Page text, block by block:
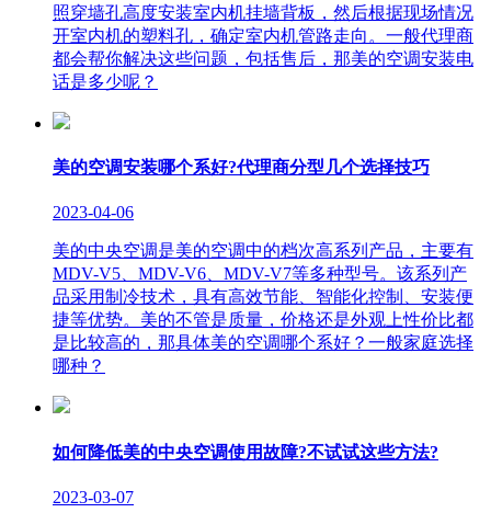
照穿墙孔高度安装室内机挂墙背板，然后根据现场情况
开室内机的塑料孔，确定室内机管路走向。一般代理商
都会帮你解决这些问题，包括售后，那美的空调安装电
话是多少呢？
美的空调安装哪个系好?代理商分型几个选择技巧
2023-04-06
美的中央空调是美的空调中的档次高系列产品，主要有
MDV-V5、MDV-V6、MDV-V7等多种型号。该系列产
品采用制冷技术，具有高效节能、智能化控制、安装便
捷等优势。美的不管是质量，价格还是外观上性价比都
是比较高的，那具体美的空调哪个系好？一般家庭选择
哪种？
如何降低美的中央空调使用故障?不试试这些方法?
2023-03-07